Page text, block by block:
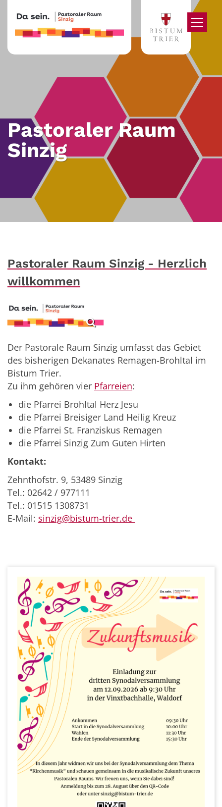
Pastoraler Raum
Sinzig
Pastoraler Raum Sinzig - Herzlich
willkommen
Der Pastorale Raum Sinzig umfasst das Gebiet
des bisherigen Dekanates Remagen-Brohltal im
Bistum Trier.
Zu ihm gehören vier Pfarreien:
die Pfarrei Brohltal Herz Jesu
die Pfarrei Breisiger Land Heilig Kreuz
die Pfarrei St. Franziskus Remagen
die Pfarrei Sinzig Zum Guten Hirten
Kontakt:
Zehnthofstr. 9, 53489 Sinzig
Tel.: 02642 / 977111
Tel.: 01515 1308731
E-Mail: sinzig@bistum-trier.de